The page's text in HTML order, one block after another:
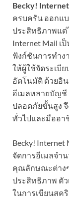
Becky!
ครบครัน ออกแ
ประสิทธิภาพแต่
Internet Mail เ
ฟังก์ชันการทำง
ให้ผู้ใช้จัดระเบี
อัตโนมัติ ด้วยอิ
อีเมลหลายบัญชี
ปลอดภัยขั้นสูง จึ
ทั่วไปและมืออา
Becky!
จัดการอีเมลจำ
คุณลักษณะต่างๆ
ประสิทธิภาพ ตั
ในการเขียนสค